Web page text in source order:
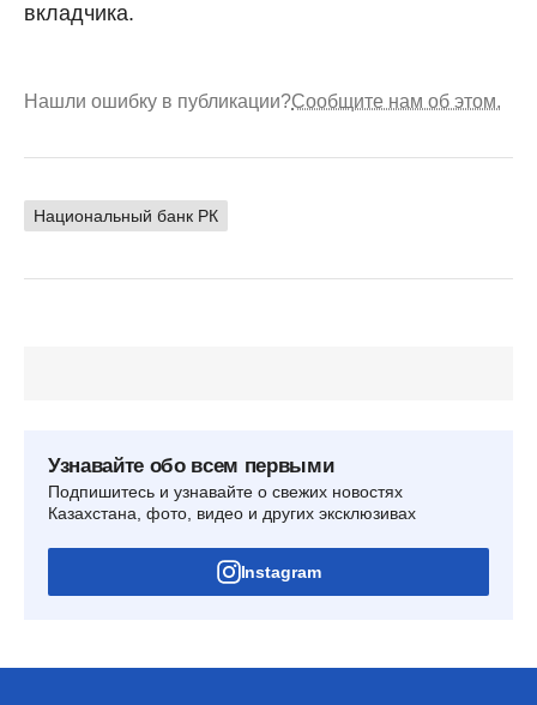
вкладчика.
Нашли ошибку в публикации?Сообщите нам об этом.
Национальный банк РК
Узнавайте обо всем первыми
Подпишитесь и узнавайте о свежих новостях
Казахстана, фото, видео и других эксклюзивах
Instagram